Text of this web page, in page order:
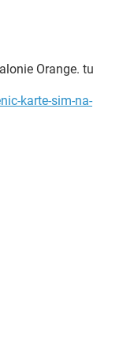
Orange. tu
karte-sim-na-